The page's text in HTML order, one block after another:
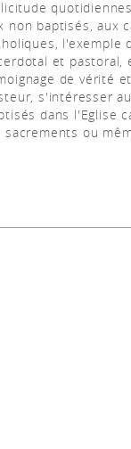
non baptisés, aux
l'exemple
et pastoral,
de vérité
s'intéresser
dans l'Eglise
sacrements ou